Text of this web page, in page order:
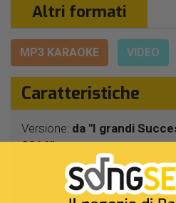
Altri formati
MP3 KARAOKE VIDEO
Caratteristiche
Versione: da "I grandi
2016"
Interprete Originale:Fausto
Pop/rock Italiano